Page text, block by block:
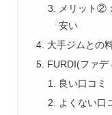
メリット②
安い
大手ジムとの
FURDI(ファデ
良い口コミ
よくない口